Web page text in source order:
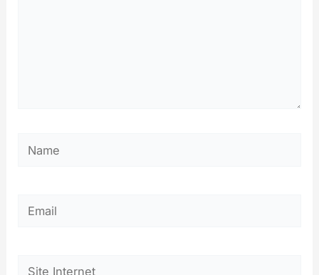
Name
Email
Site